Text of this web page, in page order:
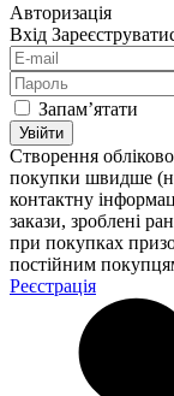
Авторизація
Вхід
Запам’ятати
Увійти
Створення
покупки швидше
контактну
закази, зроблені
при покупках
постійним
Реєстрація